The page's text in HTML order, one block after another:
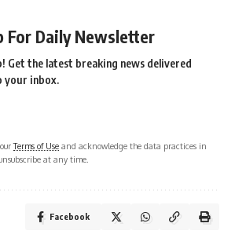
For Daily Newsletter
Get the latest breaking news delivered
your inbox.
Terms of Use and acknowledge the data practices in
at any time.
Facebook